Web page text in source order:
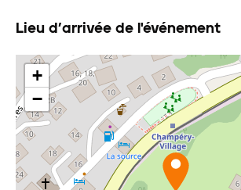
Lieu d’arrivée de l'événement
+
−